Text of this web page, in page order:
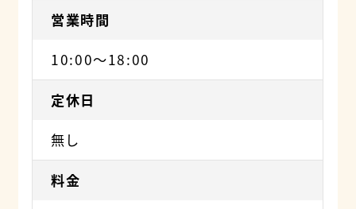
営業時間
10:00～18:00
定休日
無し
料金